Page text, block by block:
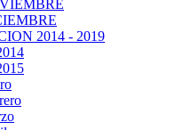
2014 - 2019